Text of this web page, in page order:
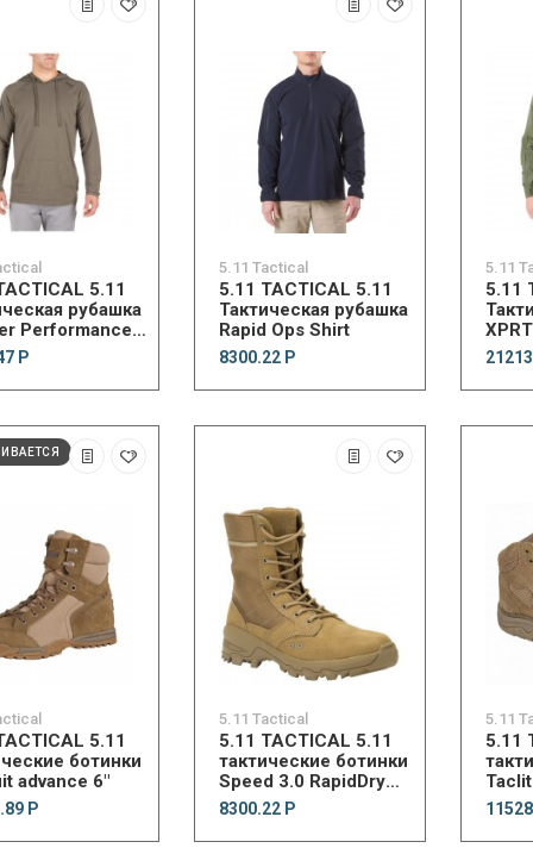
5.11
рубашка
Performance
Hoodie
Р
5.11 Tactical
5.11 TACTICAL 5.11
Тактическая рубашка
Rapid Ops Shirt
8300.22 Р
5.11
5.11
5.11
ботинки
advance 6"
Р
5.11 Tactical
5.11 TACTICAL 5.11
тактические ботинки
Speed 3.0 RapidDry
Boot
8300.22 Р
5.11
5.11
Boot